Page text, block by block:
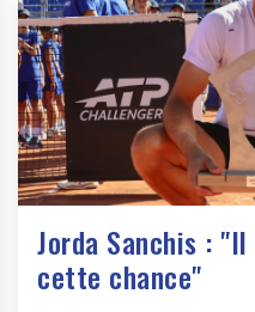
Jorda Sanchis :
cette chance"